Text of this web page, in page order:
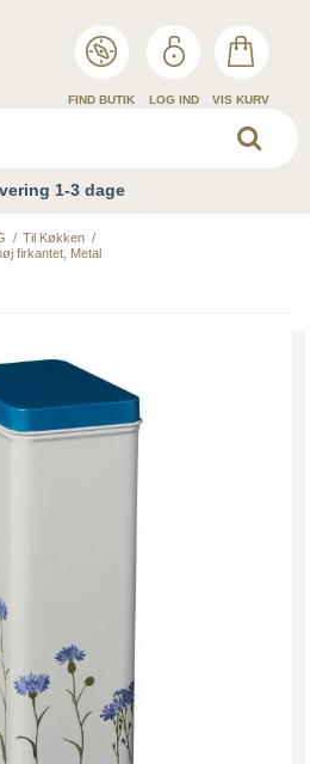
FIND BUTIK LOG IND VIS KURV
1-3 dage
/ Til Køkken /
firkantet, Metal